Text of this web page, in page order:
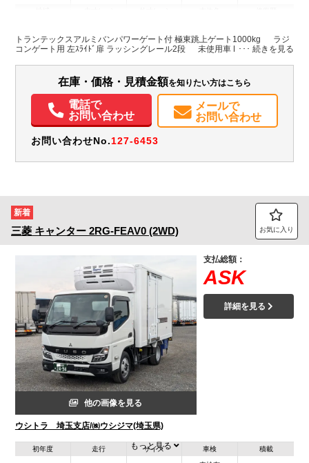
埼玉県
W:2,080
H:2,220
W:2,220
H:3,220
トランテックスアルミバンパワーゲート付 極東跳上ゲート1000kg ラジ
コンゲート用 左ｽﾗｲﾄﾞ扉 ラッシングレール2段 未使用車 F5
在庫・価格・見積金額を知りたい方はこちら
電話で
お問い合わせ
メールで
お問い合わせ
お問い合わせNo.127-6453
新着
三菱 キャンター 2RG-FEAV0 (2WD) お気に入り
他の画像を見る
ウシトラ 埼玉支店/㈱ウシジマ(埼玉県)
支払総額：
ASK
詳細を見る
初年度 走行 サイズ 車検 積載
もっと見る